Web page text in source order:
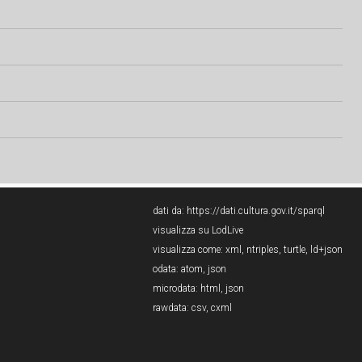
dati da: https://dati.cultura.gov.it/sparql
visualizza su LodLive
visualizza come: xml , ntriples, turtle, ld+json
odata: atom, json
microdata: html , json
rawdata: csv, cxml